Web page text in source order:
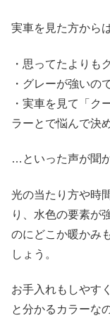
実車を見た方からは
・思ってたよりも
・グレーが強いの
・実車を見て「ク
ラーとで悩んで決
…といった声が聞
光の当たり方や時
り、水色の要素が
のにどこか暖かみ
しょう。
お手入れもしやす
と分かるカラーな